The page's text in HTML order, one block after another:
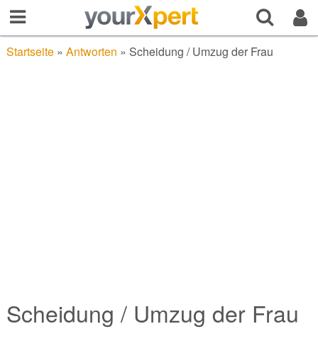
Startseite» Antworten » Scheidung / Umzug der Frau
Scheidung / Umzug der Frau